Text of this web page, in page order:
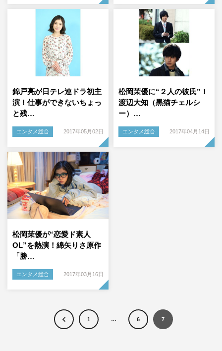
錦戸亮が日テレ連ドラ初主
演！仕事ができないちょっ
と残…
エンタメ総合 2017年05月02日
松岡茉優に“２人の彼氏”！
渡辺大知（黒猫チェルシ
ー）…
エンタメ総合 2017年04月14日
松岡茉優が“恋愛ド素人
OL”を熱演！綿矢りさ原作
「勝…
エンタメ総合 2017年03月16日
1 … 6 7